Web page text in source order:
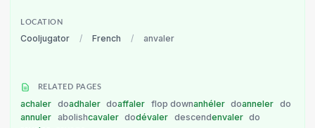
LOCATION
Cooljugator / French / anvaler
RELATED PAGES
achaler doadhaler doaffaler flop downanhéler doanneler do
annuler abolishcavaler dodévaler descendenvaler do